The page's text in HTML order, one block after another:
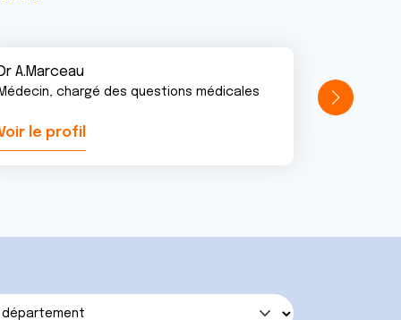
A.Marceau
chargé des questions médicales
le profil